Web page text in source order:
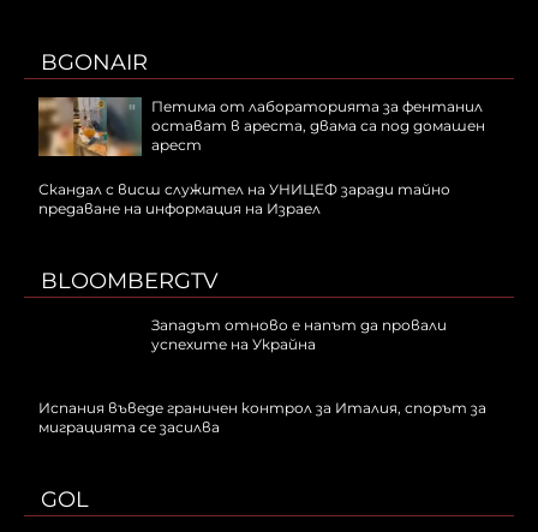
BGONAIR
Петима от лабораторията за фентанил
остават в ареста, двама са под домашен
арест
Скандал с висш служител на УНИЦЕФ заради тайно
предаване на информация на Израел
BLOOMBERGTV
Западът отново е напът да провали
успехите на Украйна
Испания въведе граничен контрол за Италия, спорът за
миграцията се засилва
GOL